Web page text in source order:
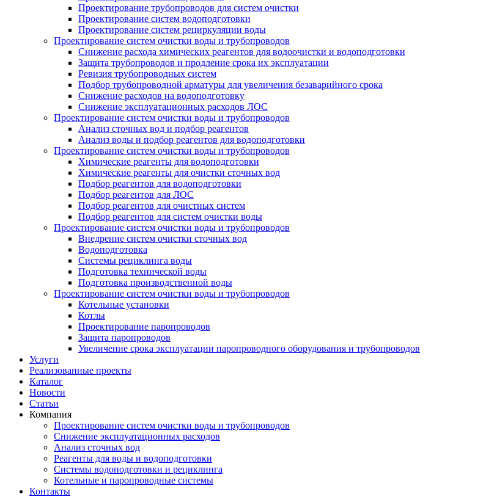
Проектирование трубопроводов для систем очистки
Проектирование систем водоподготовки
Проектирование систем рециркуляции воды
Проектирование систем очистки воды и трубопроводов
Снижение расхода химических реагентов для водоочистки и водоподготовки
Защита трубопроводов и продление срока их эксплуатации
Ревизия трубопроводных систем
Подбор трубопроводной арматуры для увеличения безаварийного срока
Снижение расходов на водоподготовку
Снижение эксплуатационных расходов ЛОС
Проектирование систем очистки воды и трубопроводов
Анализ сточных вод и подбор реагентов
Анализ воды и подбор реагентов для водоподготовки
Проектирование систем очистки воды и трубопроводов
Химические реагенты для водоподготовки
Химические реагенты для очистки сточных вод
Подбор реагентов для водоподготовки
Подбор реагентов для ЛОС
Подбор реагентов для очистных систем
Подбор реагентов для систем очистки воды
Проектирование систем очистки воды и трубопроводов
Внедрение систем очистки сточных вод
Водоподготовка
Системы рециклинга воды
Подготовка технической воды
Подготовка производственной воды
Проектирование систем очистки воды и трубопроводов
Котельные установки
Котлы
Проектирование паропроводов
Защита паропроводов
Увеличение срока эксплуатации паропроводного оборудования и трубопроводов
Услуги
Реализованные проекты
Каталог
Новости
Статьи
Компания
Проектирование систем очистки воды и трубопроводов
Снижение эксплуатационных расходов
Анализ сточных вод
Реагенты для воды и водоподготовки
Системы водоподготовки и рециклинга
Котельные и паропроводные системы
Контакты